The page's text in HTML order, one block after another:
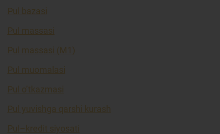
Pul bazasi
Pul massasi
Pul massasi (M1)
Pul muomalasi
Pul o’tkazmasi
Pul yuvishga qarshi kurash
Pul–kredit siyosati